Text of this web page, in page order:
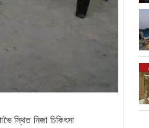
স্থিত নিজা চিকিৎসা